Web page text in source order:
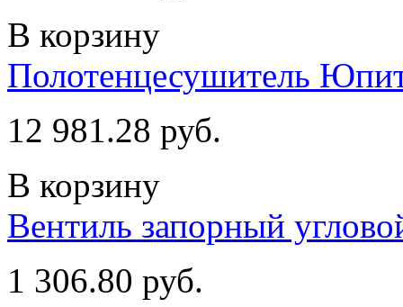
В корзину
Полотенцесушитель
12 981.28 руб.
В корзину
Вентиль запорный
1 306.80 руб.